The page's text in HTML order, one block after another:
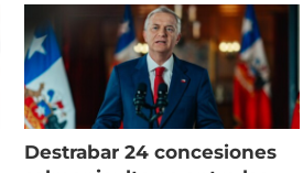
Destrabar 24 concesiones